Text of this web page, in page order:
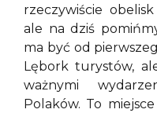
rzeczywiście
ale na dziś
ma być od
Lębork turystów,
ważnymi
Polaków. To